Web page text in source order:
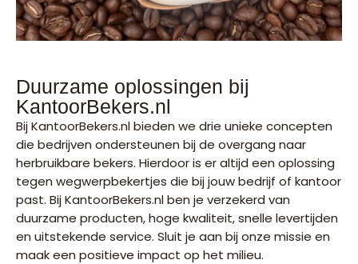
Duurzame oplossingen bij
KantoorBekers.nl
Bij KantoorBekers.nl bieden we drie unieke concepten
die bedrijven ondersteunen bij de overgang naar
herbruikbare bekers. Hierdoor is er altijd een oplossing
tegen wegwerpbekertjes die bij jouw bedrijf of kantoor
past. Bij KantoorBekers.nl ben je verzekerd van
duurzame producten, hoge kwaliteit, snelle levertijden
en uitstekende service. Sluit je aan bij onze missie en
maak een positieve impact op het milieu.